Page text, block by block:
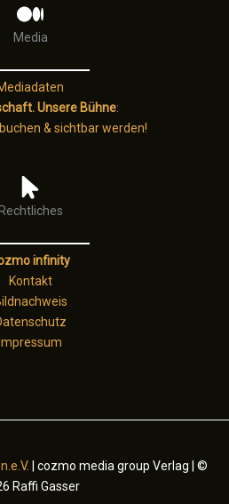
Media
Unsere Bühne:
& sichtbar werden!
Rechtliches
infinity
Kontakt
Impressum
| cozmo media group Verlag | ©
Raffi Gasser